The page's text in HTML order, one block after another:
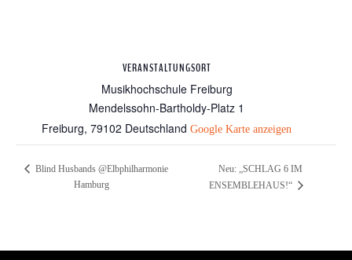
VERANSTALTUNGSORT
Musikhochschule Freiburg
Mendelssohn-Bartholdy-Platz 1
Freiburg, 79102 Deutschland Google Karte anzeigen
Blind Husbands @Elbphilharmonie
Hamburg
Neu: „SCHLAG 6 IM
ENSEMBLEHAUS!“